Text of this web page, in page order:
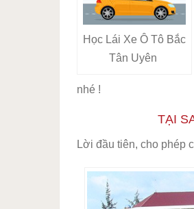
Học Lái Xe Ô Tô Bắc
Tân Uyên
nhé !
TẠI
Lời đầu tiên, cho phép